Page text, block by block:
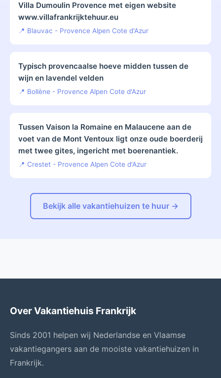
Villa Dumoulin Provence met eigen website
www.villafrankrijktehuur.eu
📍 Blauvac - Provence Alpen Cote d'Azur
Typisch provencaalse hoeve midden tussen de
wijn en lavendel velden
📍 Bollène - Provence Alpen Cote d'Azur
Tussen Vaison la Romaine en Malaucene aan de
voet van de Mont Ventoux ligt onze oude boerderij
met twee gites, ingericht met boerenantiek.
📍 Crestet - Provence Alpen Cote d'Azur
Bekijk alle vakantiehuizen te huur →
Over Vakantiehuis Frankrijk
Sinds 2001 helpen wij Nederlandse en Vlaamse
vakantiegangers aan de mooiste vakantiehuizen in
Frankrijk.